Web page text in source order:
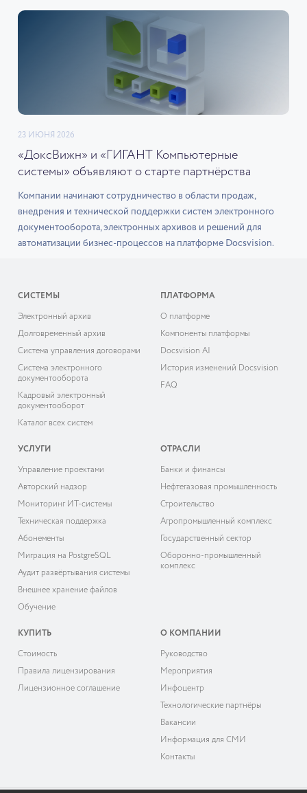
23 ИЮНЯ 2026
«ДоксВижн» и «ГИГАНТ Компьютерные
системы» объявляют о старте партнёрства
Компании начинают сотрудничество в области продаж,
внедрения и технической поддержки систем электронного
документооборота, электронных архивов и решений для
автоматизации бизнес-процессов на платформе Docsvision.
СИСТЕМЫ
Электронный архив
Долговременный архив
Система управления договорами
Система электронного
документооборота
Кадровый электронный
документооборот
Каталог всех систем
ПЛАТФОРМА
О платформе
Компоненты платформы
Docsvision AI
История изменений Docsvision
FAQ
УСЛУГИ
Управление проектами
Авторский надзор
Мониторинг ИТ-системы
Техническая поддержка
Абонементы
Миграция на PostgreSQL
Аудит развёртывания системы
Внешнее хранение файлов
Обучение
ОТРАСЛИ
Банки и финансы
Нефтегазовая промышленность
Строительство
Агропромышленный комплекс
Государственный сектор
Оборонно-промышленный
комплекс
КУПИТЬ
Cтоимость
Правила лицензирования
Лицензионное соглашение
О КОМПАНИИ
Руководство
Мероприятия
Инфоцентр
Технологические партнёры
Вакансии
Информация для СМИ
Контакты